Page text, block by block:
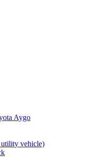
Aygo
vehicle)